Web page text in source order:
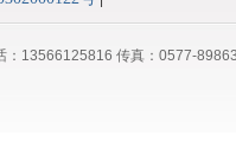
：13566125816 传真：0577-